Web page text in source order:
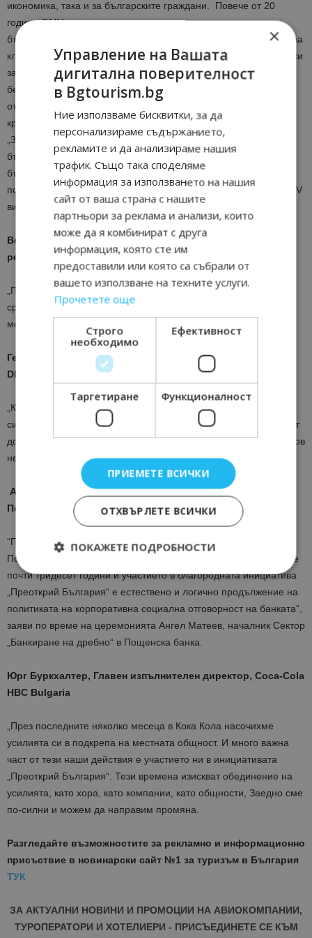
икономика, така и за българските граждани. Повече от 20
години OMV развива различни инициативи, промоциращи
българския туризъм. OMV ще осигури различни възможности за
клиентите на платформата „Преоткрий България“ като отстъпки
за зареждане с гориво и пазаруване в магазините по
бензиностанциите на компанията в цялата страна, в които ние
отделяме специално място на хигиената. В допълнение, от
края на месец юни, нашите клиенти ще могат да се включат в
„Заедно преоткриваме България по пътя“, която приканва
българските граждани да откриват и преоткриват красотата на
българската природа. Тази инициатива допълнително ще
подкрепи местния туризъм и рестарта на ХоРеКа бизнеса. OMV
ви пожелава да се насладите на „Преоткрий България“.
Вени Петрова, Съпредседател, Българска хотелиерска и
ресторантьорска асоциация
„Проектът ние приемаме като национална кауза. Той вече
среща огромна подкрепа не само от институциите, не само от
медиите, от нас най-вече от бизнеса и от потребителите.“
Генка Дакова, Изпълнителен директор, рекламна агенция
DNA
„Като творческа агенция участвахме в създаването на една
силна комуникационна кампания, чиито послания да достигнат
до повече хора. Ако мога да перифразирам Алеко Константинов
нека да си кажем: „Преоткрий България, за да я обикнеш“.
Ангел Матеев, Началник сектор, Банкиране на дребно,
Пощенска банка
“Предприемаческият дух е от съществено значение за нас.
Пощенска банка е ключов партньор на българския бизнес вече
почти тридесет години и участието в благородната инициатива
„Преоткрий България“ е естествено и логично продължение на
политиката на корпоративна социална отговорност на банката“,
заяви по време на церемонията Ангел Матеев, началник Сектор
„Банкиране на дребно“ в Пощенска банка.
Юрг Буркхалтер, Главен изпълнителен директор, Coca-Cola
HBC Bulgaria
„През последните няколко месеца в Кока Кола насочихме
усилията си в подкрепа на местната общност. И много важна
част от тези наши действия е участието ни в инициативата
„Преоткрий България“. Тези времена изискват обединение на
усилията, като хора, като компании, като общности, Заедно сме
по-силни и можем да направим промяна.
Разгледайте възможностите за рекламно и информационно
присъствие в новинарски сайт №1 за туризъм в България
ТУК
ЗА АКТУАЛНИ НОВИНИ И ПРОМОЦИИ НА АВИОКОМПАНИИ,
ТУРОПЕРАТОРИ И ХОТЕЛИЕРИ - ПРИСЪЕДИНЕТЕ СЕ КЪМ
×
Управление на Вашата
дигитална поверителност
в Bgtourism.bg
Ние използваме бисквитки, за да
персонализираме съдържанието,
рекламите и да анализираме нашия
трафик. Също така споделяме
информация за използването на нашия
сайт от ваша страна с нашите
партньори за реклама и анализи, които
може да я комбинират с друга
информация, която сте им
предоставили или която са събрали от
вашето използване на техните услуги.
Прочетете още
Строго
необходимо
Ефективност
Таргетиране Функционалност
ПРИЕМЕТЕ ВСИЧКИ
ОТХВЪРЛЕТЕ ВСИЧКИ
ПОКАЖЕТЕ ПОДРОБНОСТИ
Таргетиране
Функционалност
Строго необходимите бисквитки позволяват
потребителско влизане и управление на
акаунта. Уебсайтът не може да се използва
правилно без строго необходими бисквитки.
Домейн
до
cookie_notice_accepted
lisandraramos.com
7 дни
на
на
Доставчик/
Валиден
Име
Доставчик
Домейн
до
Описание